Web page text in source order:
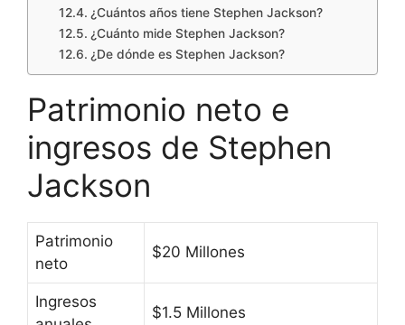
¿Cuántos años tiene Stephen Jackson?
¿Cuánto mide Stephen Jackson?
¿De dónde es Stephen Jackson?
Patrimonio neto e
ingresos de Stephen
Jackson
Patrimonio
neto
$20 Millones
Ingresos
$1.5 Millones